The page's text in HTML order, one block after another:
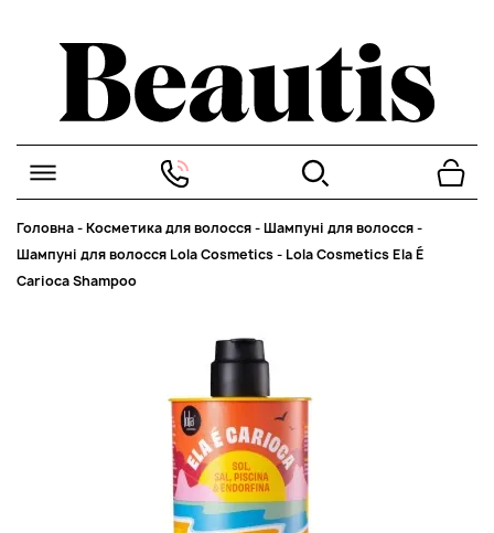
Головна-Косметика для волосся-Шампуні для волосся-
Шампуні для волосся Lola Cosmetics- Lola Cosmetics Ela É
Carioca Shampoo